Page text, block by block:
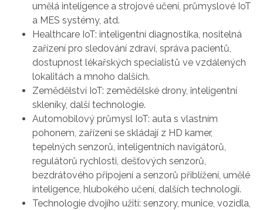
umělá inteligence a strojové učení, průmyslové IoT
a MES systémy, atd.
Healthcare IoT: inteligentní diagnostika, nositelná
zařízení pro sledování zdraví, správa pacientů,
dostupnost lékařských specialistů ve vzdálených
lokalitách a mnoho dalších.
Zemědělství IoT: zemědělské drony, inteligentní
skleníky, další technologie.
Automobilový průmysl IoT: auta s vlastním
pohonem, zařízení se skládají z HD kamer,
tepelných senzorů, inteligentních navigátorů,
regulátorů rychlosti, dešťových senzorů,
bezdrátového připojení a senzorů přiblížení, umělé
inteligence, hlubokého učení, dalších technologií.
Technologie dvojího užití: senzory, munice, vozidla,